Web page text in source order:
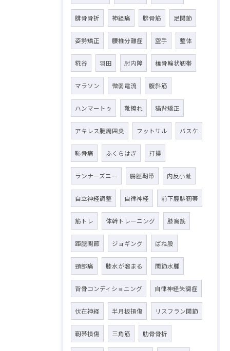
腓骨骨折 神経痛 腓骨筋 足関節
姿勢矯正 腰椎分離症 空手 整体
糀谷 羽田 肘内障 橈骨輪状靭帯
マラソン 微弱電流 腹斜筋
ハンマートゥ 靴擦れ 猫背矯正
アキレス腱周囲炎 フットサル バスケ
恥骨痛 ふくらはぎ 打撲
ランナーズニー 腸脛靭帯 内反小趾
自立神経調整 自律神経 前下脛腓靭帯
筋トレ 体幹トレーニング 膝窩筋
距腿関節 ジョギング ばね股
頸部痛 膝水が溜まる 関節水腫
背骨コンディショニング 自律神経失調症
伏在神経 半月板損傷 リスフラン関節
靭帯損傷 三角筋 肋骨骨折